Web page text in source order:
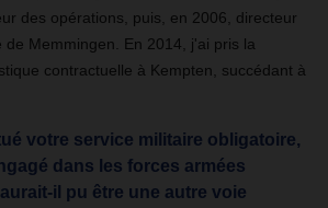
des opérations, puis, en 2006, directeur
de Memmingen. En 2014, j'ai pris la
contractuelle à Kempten, succédant à
votre service militaire obligatoire,
dans les forces armées
il pu être une autre voie